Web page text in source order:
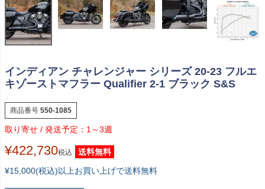
インディアン チャレンジャー シリーズ 20-23 フルエ
キゾーストマフラー Qualifier 2-1 ブラック S&S
商品番号 550-1085
1～3週
¥422,730税込
送料無料
¥15,000(税込)以上お買い上げで送料無料